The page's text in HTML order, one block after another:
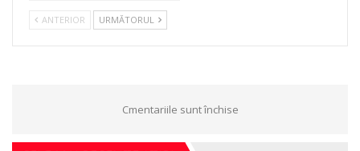
ANTERIOR URMĂTORUL
Cmentariile sunt închise